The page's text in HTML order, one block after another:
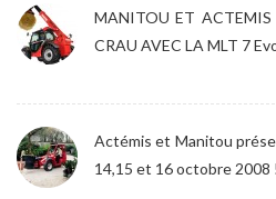
MANITOU ET ACTEMIS
CRAU AVEC LA MLT 7
Actémis et Manitou
14,15 et 16 octobre 2008 !